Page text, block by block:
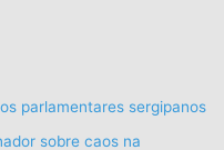
parlamentares sergipanos
sobre caos na